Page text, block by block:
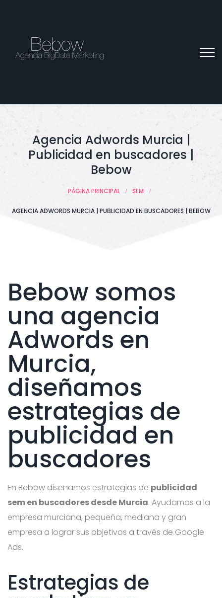
Agencia Adwords Murcia |
Publicidad en buscadores |
Bebow
PÁGINA PRINCIPAL SEM
AGENCIA ADWORDS MURCIA | PUBLICIDAD EN BUSCADORES | BEBOW
Bebow somos
una agencia
Adwords en
Murcia,
diseñamos
estrategias de
publicidad en
buscadores
En Bebow diseñamos estrategias de publicidad
sem en buscadores desde Murcia. Ayudamos a la
empresa murciana, pequeña, mediana y gran
empresa a lograr sus objetivos a través de Google
Ads.
Estrategias de